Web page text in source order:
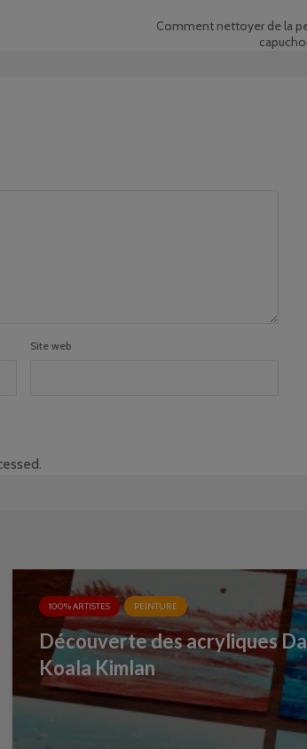
Comment nettoyer de la
Site web
.
100% ARTISTES PEINTURE
Découverte des acryliques
Koala Kimlan